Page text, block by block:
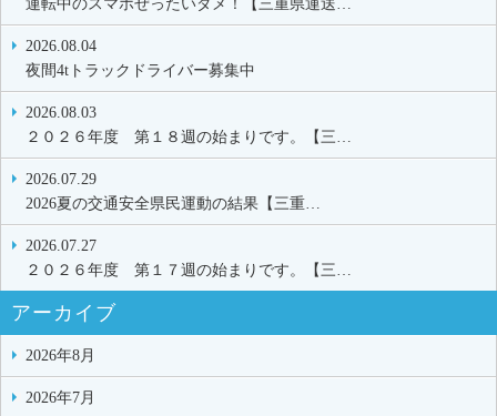
運転中のスマホぜったいダメ！【三重県運送…
2026.08.04
夜間4tトラックドライバー募集中
2026.08.03
２０２６年度 第１８週の始まりです。【三…
2026.07.29
2026夏の交通安全県民運動の結果【三重…
2026.07.27
２０２６年度 第１７週の始まりです。【三…
アーカイブ
2026年8月
2026年7月